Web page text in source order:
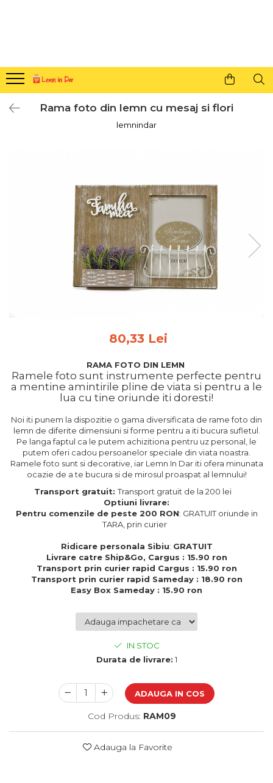
Agende din lemn
Agende 10x10
Semne de carte
Decoratiuni cu peisaje de iarna
Sosete de Craciun
Magneti de Craciun
Jucarii din lemn
Cercei din lemn
Felicitari din lemn
Felicitari pentru cei dragi
Rame foto din lemn
Camion din lemn
Aromaterapie
Decoratiuni pentru casa
Genti si portofele barbati din
Cadouri de Paste
Produse personalizate pentru
nunti si botezuri
Cadouri personalizate pentru
Cadouri pentru EA
Cadouri pentru EL
Rama foto din lemn cu mesaj si flori
lemnindar
80,33 Lei
RAMA FOTO DIN LEMN
Ramele foto sunt instrumente perfecte pentru
a mentine amintirile pline de viata si pentru a le
lua cu tine oriunde iti doresti!
Noi iti punem la dispozitie o gama diversificata de rame foto din
lemn de diferite dimensiuni si forme pentru a iti bucura sufletul.
Pe langa faptul ca le putem achizitiona pentru uz personal, le
putem oferi cadou persoanelor speciale din viata noastra.
Ramele foto sunt si decorative, iar Lemn In Dar iti ofera minunata
ocazie de a te bucura si de mirosul proaspat al lemnului!
Transport gratuit:Transport gratuit de la 200 lei
Optiuni livrare:
Pentru comenzile de peste 200 RON: GRATUIT oriunde in
TARA, prin curier
Ridicare personala Sibiu: GRATUIT
Livrare catre Ship&Go, Cargus : 15.90 ron
Transport prin curier rapid Cargus : 15.90 ron
Transport prin curier rapid Sameday : 18.90 ron
Easy Box Sameday : 15.90 ron
IN STOC
Durata de livrare: 1
ADAUGA IN COS
Cod Produs: RAM09
Adauga la Favorite